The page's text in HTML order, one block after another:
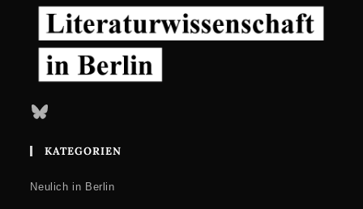
Bluesky
KATEGORIEN
Neulich in Berlin